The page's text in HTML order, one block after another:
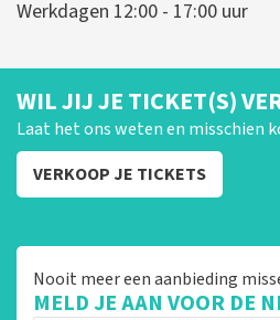
Werkdagen 12:00 - 17:00 uur
WIL JIJ JE TICKET(S)
Laat het ons weten en misschien
VERKOOP JE TICKETS
Nooit meer een aanbieding
MELD JE AAN VOOR DE